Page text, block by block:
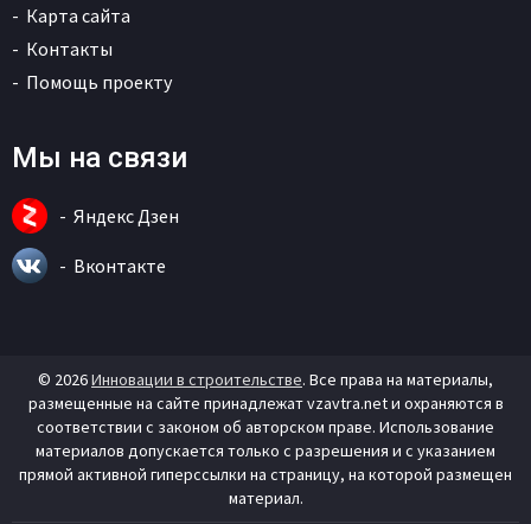
Карта сайта
Контакты
Помощь проекту
Мы на связи
Яндекс Дзен
Вконтакте
© 2026Инновации в строительстве. Все права на материалы,
размещенные на сайте принадлежат vzavtra.net и охраняются в
соответствии с законом об авторском праве. Использование
материалов допускается только с разрешения и с указанием
прямой активной гиперссылки на страницу, на которой размещен
материал.